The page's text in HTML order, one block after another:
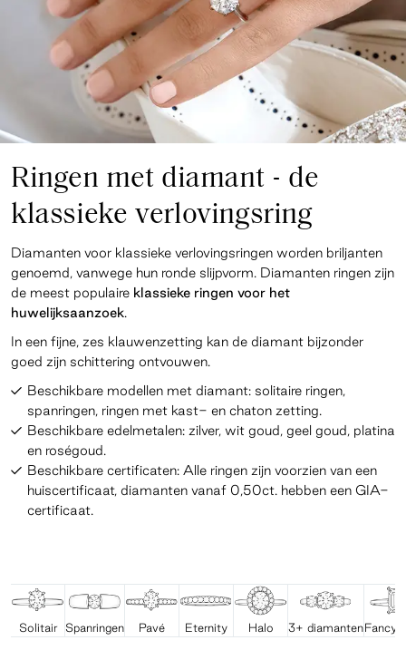
Ringen met diamant - de
klassieke verlovingsring
Diamanten voor klassieke verlovingsringen worden briljanten
genoemd, vanwege hun ronde slijpvorm. Diamanten ringen zijn
de meest populaire klassieke ringen voor het
huwelijksaanzoek.
In een fijne, zes klauwenzetting kan de diamant bijzonder
goed zijn schittering ontvouwen.
Beschikbare modellen met diamant: solitaire ringen,
spanringen, ringen met kast- en chaton zetting.
Beschikbare edelmetalen: zilver, wit goud, geel goud, platina
en roségoud.
Beschikbare certificaten: Alle ringen zijn voorzien van een
huiscertificaat, diamanten vanaf 0,50ct. hebben een GIA-
certificaat.
Solitair Spanringen Pavé Eternity Halo 3+ diamantenFancy